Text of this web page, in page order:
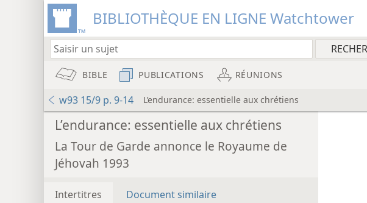
BIBLIOTHÈQUE EN LIGNE Watchtower
BIBLE PUBLICATIONS RÉUNIONS
w93 15/9 p. 9-14 L’endurance: essentielle aux chrétiens
L’endurance: essentielle aux chrétiens
La Tour de Garde annonce le Royaume de
Jéhovah 1993
Intertitres Document similaire